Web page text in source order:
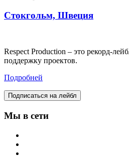
Стокгольм, Швеция
Respect Production – это рекорд-
поддержку проектов.
Подробней
Подписаться на лейбл
Мы в сети